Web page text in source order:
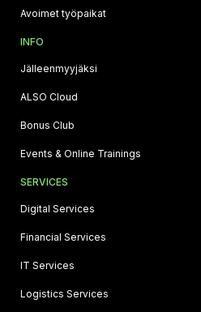
Avoimet työpaikat
INFO
Jälleenmyyjäksi
ALSO Cloud
Bonus Club
Events & Online Trainings
SERVICES
Digital Services
Financial Services
IT Services
Logistics Services